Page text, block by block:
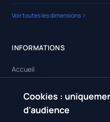
Voir toutes les dimensions
INFORMATIONS
Accueil
Toutes les marques
Contact
Cookies :
d'audience